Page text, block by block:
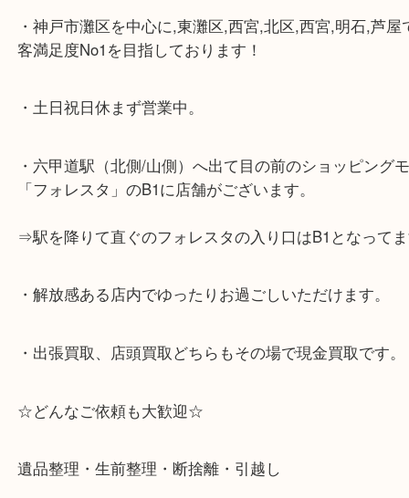
☆当店の特徴☆
・神戸市灘区を中心に,東灘区,西宮,北区,西宮,明石,
・六甲道駅（北側/山側）へ出て目の前のショッピ
「フォレスタ」のB1に店舗がございます。